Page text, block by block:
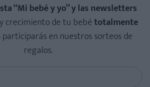
“Mi bebé y yo” y las newsletters
crecimiento de tu bebétotalmente
participarás en nuestros sorteos de
regalos.